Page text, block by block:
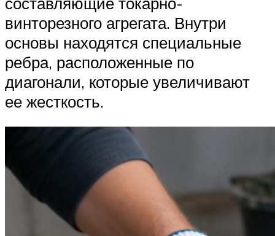
винторезного агрегата. Внутри
основы находятся специальные
ребра, расположенные по
диагонали, которые увеличивают
ее жесткость.